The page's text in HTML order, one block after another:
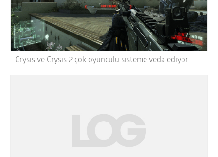
Crysis ve Crysis 2 çok oyunculu sisteme veda ediyor